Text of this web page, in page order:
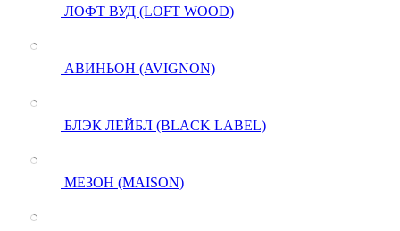
ЛОФТ ВУД (LOFT WOOD)
АВИНЬОН (AVIGNON)
БЛЭК ЛЕЙБЛ (BLACK LABEL)
МЕЗОН (MAISON)